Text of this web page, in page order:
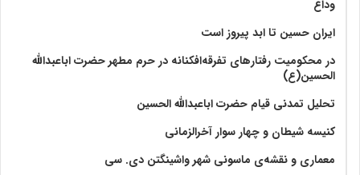
وداع
ایران حسین تا ابد پیروز است
در محکومیت رفتارهای تفرقه‌افکنانه در حرم مطهر حضرت اباعبدالله
الحسین(ع)
تحلیل تمدنی قیام حضرت اباعبدالله الحسین
کنیسه شیطان و چهار سوار آخرالزمانی
معماری و نقشه‌ی ماسونی شهر واشينگتن دی. سی